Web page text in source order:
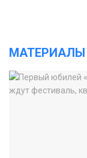
МАТЕРИАЛЫ